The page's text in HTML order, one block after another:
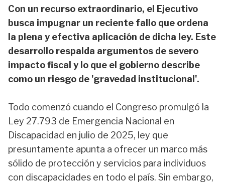
Con un recurso extraordinario, el Ejecutivo
busca impugnar un reciente fallo que ordena
la plena y efectiva aplicación de dicha ley. Este
desarrollo respalda argumentos de severo
impacto fiscal y lo que el gobierno describe
como un riesgo de 'gravedad institucional'.
Todo comenzó cuando el Congreso promulgó la
Ley 27.793 de Emergencia Nacional en
Discapacidad en julio de 2025, ley que
presuntamente apunta a ofrecer un marco más
sólido de protección y servicios para individuos
con discapacidades en todo el país. Sin embargo,